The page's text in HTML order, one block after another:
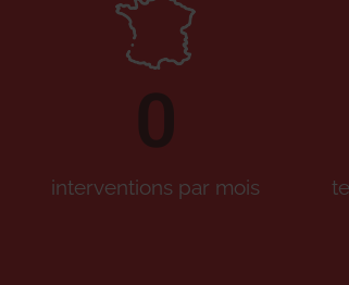
interventions par mois
0